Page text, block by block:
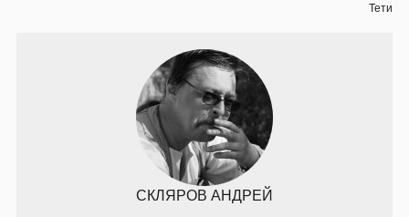
Тети
СКЛЯРОВ АНДРЕЙ